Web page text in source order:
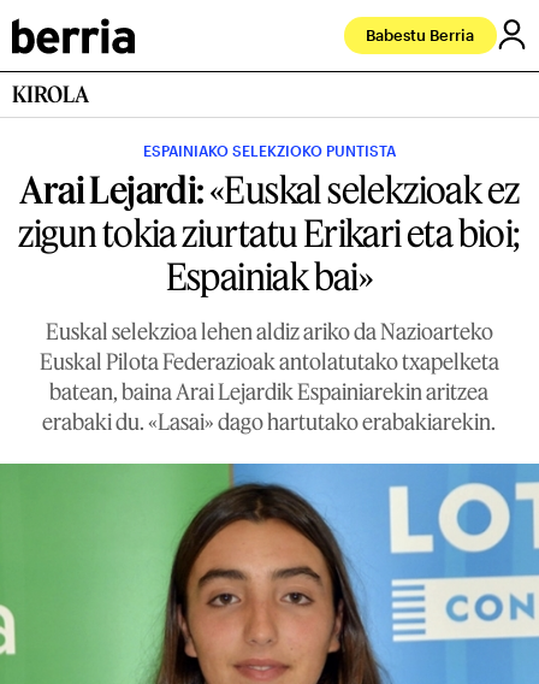
Babestu Berria
KIROLA
ESPAINIAKO SELEKZIOKO PUNTISTA
Arai Lejardi:«Euskal selekzioak ez
zigun tokia ziurtatu Erikari eta bioi;
Espainiak bai»
Euskal selekzioa lehen aldiz ariko da Nazioarteko
Euskal Pilota Federazioak antolatutako txapelketa
batean, baina Arai Lejardik Espainiarekin aritzea
erabaki du. «Lasai» dago hartutako erabakiarekin.